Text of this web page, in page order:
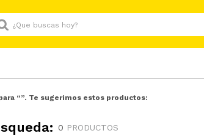
buscas hoy?
“”. Te sugerimos estos productos:
0 PRODUCTOS